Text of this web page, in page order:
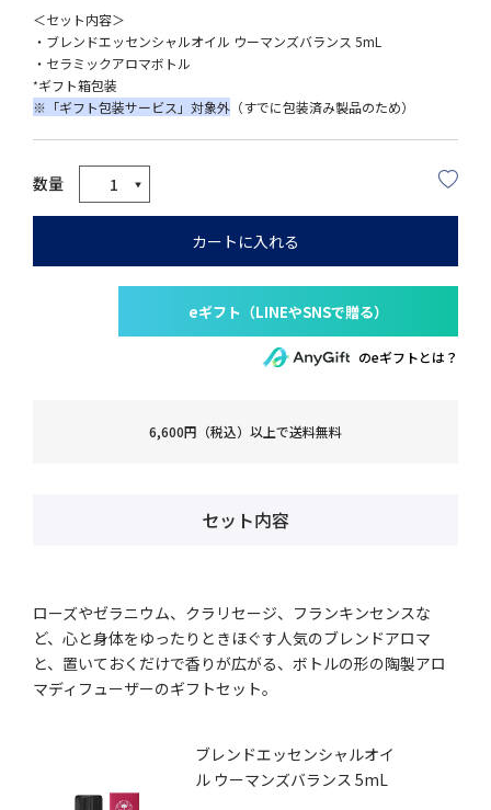
＜セット内容＞
・ブレンドエッセンシャルオイル ウーマンズバランス 5mL
・セラミックアロマボトル
*ギフト箱包装
※「ギフト包装サービス」対象外 （すでに包装済み製品のため）
カートに入れる
のeギフトとは？
6,600円（税込）以上で送料無料
セット内容
ローズやゼラニウム、クラリセージ、フランキンセンスな
ど、心と身体をゆったりときほぐす人気のブレンドアロマ
と、置いておくだけで香りが広がる、ボトルの形の陶製アロ
マディフューザーのギフトセット。
ブレンドエッセンシャルオイ
ル ウーマンズバランス 5mL